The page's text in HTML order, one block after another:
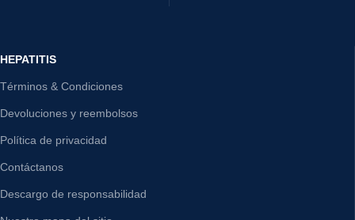
HEPATITIS
Términos & Condiciones
Devoluciones y reembolsos
Política de privacidad
Contáctanos
Descargo de responsabilidad